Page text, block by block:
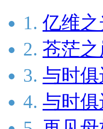
1. 亿维之
2. 苍茫之
3. 与时俱
4. 与时